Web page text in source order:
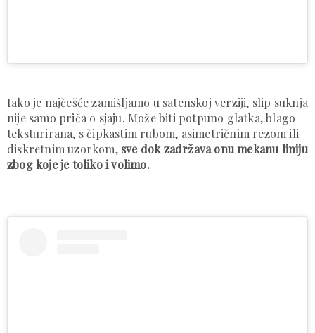
Iako je najčešće zamišljamo u satenskoj verziji, slip suknja
nije samo priča o sjaju. Može biti potpuno glatka, blago
teksturirana, s čipkastim rubom, asimetričnim rezom ili
diskretnim uzorkom, sve dok zadržava onu mekanu liniju
zbog koje je toliko i volimo.